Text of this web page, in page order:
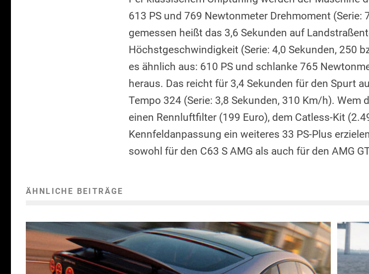
613 PS und 769 Newtonmeter Drehmoment
gemessen heißt das 3,6 Sekunden auf
Höchstgeschwindigkeit (Serie: 4,0 Sekunden, 250
es ähnlich aus: 610 PS und schlanke 765
heraus. Das reicht für 3,4 Sekunden für den Spurt
Tempo 324 (Serie: 3,8 Sekunden, 310 Km/h). Wem
einen Rennluftfilter (199 Euro), dem Catless-Kit
Kennfeldanpassung ein weiteres 33 PS-Plus
sowohl für den C63 S AMG als auch für den AMG
ÄHNLICHE BEITRÄGE